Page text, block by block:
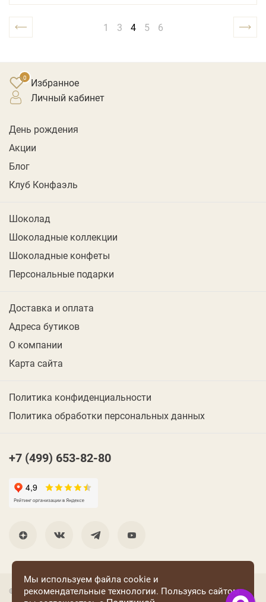
1 3 4 5 6
Избранное
личный кабинет
День рождения
Акции
Блог
Клуб Конфаэль
Шоколад
Шоколадные коллекции
Шоколадные конфеты
Персональные подарки
Доставка и оплата
Адреса бутиков
О компании
Карта сайта
Политика конфиденциальности
Политика обработки персональных данных
+7 (499) 653-82-80
© 2001 Группа компаний «Конфаэль»
Мы используем файла cookie и
рекомендательные технологии. Пользуясь сайтом